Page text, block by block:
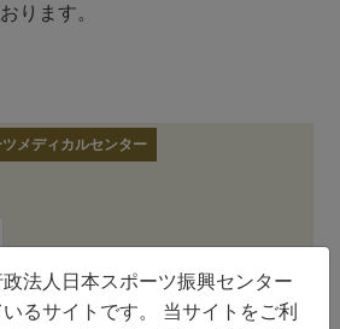
ります。
ツメディカルセンター
池田 道生
法人日本スポーツ振興センター
るサイトです。 当サイトをご利